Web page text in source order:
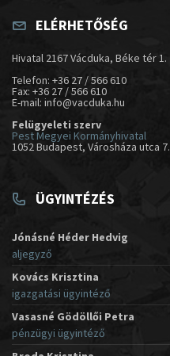
ELÉRHETŐSÉG
Hivatal 2167 Vácduka, Béke tér 1.
Telefon: +36 27 / 566 610
Fax: +36 27 / 566 610
E-mail: info@vacduka.hu
Felügyeleti szerv
Pest Megyei Kormányhivatal
1052 Budapest, Városháza utca 7.
ÜGYINTÉZÉS
Jónásné Héder Hedvig
aljegyző
Kovács Krisztina
igazgatási ügyintéző
Vasasné Gödöllői Petra
pénzügyi ügyintéző